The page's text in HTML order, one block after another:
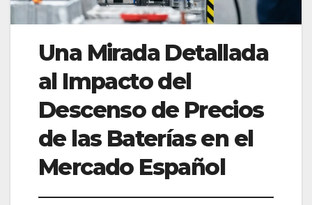
Una Mirada Detallada
al Impacto del
Descenso de Precios
de las Baterías en el
Mercado Español